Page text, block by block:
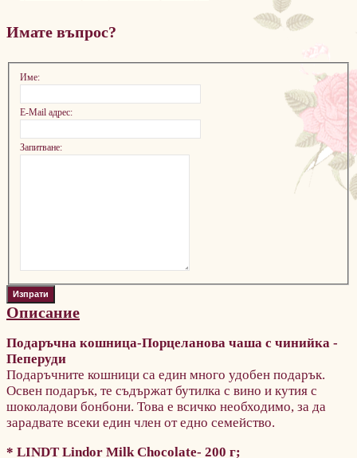
Имате въпрос?
Име:
E-Mail адрес:
Запитване:
Описание
Подаръчна кошница-Порцеланова чаша с чинийка -
Пеперуди
Подаръчните кошници са един много удобен подарък.
Освен подарък, те съдържат бутилка с вино и кутия с
шоколадови бонбони. Това е всичко необходимо, за да
зарадвате всеки един член от едно семейство.
* LINDT Lindor Milk Chocolate- 200 г;